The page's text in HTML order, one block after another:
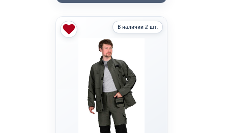
В наличии 2 шт.